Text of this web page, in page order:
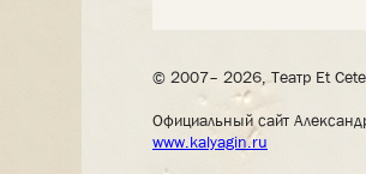
© 2007– 2026, Театр Et
Официальный сайт
www.kalyagin.ru